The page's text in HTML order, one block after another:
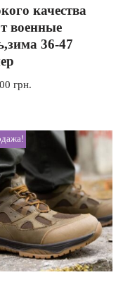
качества
военные
36-47
грн.